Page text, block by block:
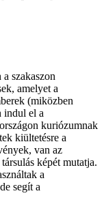
a szakaszon
amelyet a
(miközben
indul el a
kuriózumnak
kiültetésre a
van az
képét mutatja.
a
segít a